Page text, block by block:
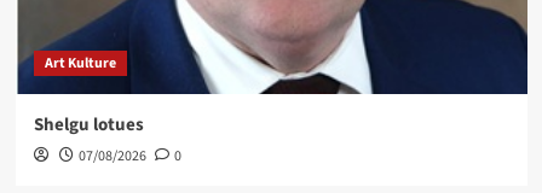
Art Kulture
Shelgu lotues
07/08/2026 0